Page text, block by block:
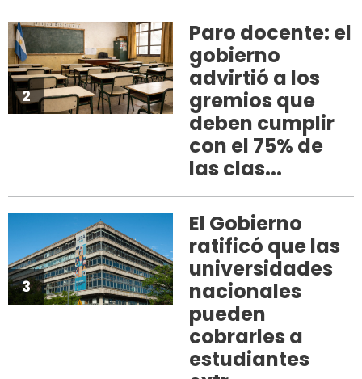
2
Paro docente: el
gobierno
advirtió a los
gremios que
deben cumplir
con el 75% de
las clas...
3
El Gobierno
ratificó que las
universidades
nacionales
pueden
cobrarles a
estudiantes